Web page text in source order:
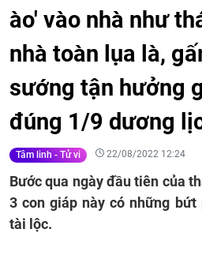
ào' vào nhà như
nhà toàn lụa là,
sướng tận hưởng
đúng 1/9 dương
Tâm linh - Tử vi 22/08/2022 12:24
Bước qua ngày đầu tiên của
3 con giáp này có những
tài lộc.